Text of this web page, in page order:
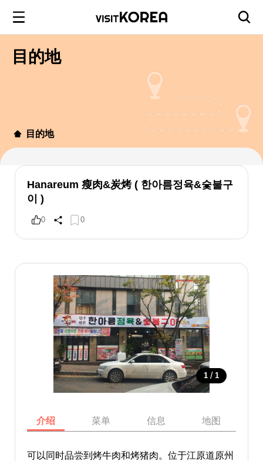
目的地
目的地
Hanareum 瘦肉&炭烤 ( 한아름정육&숯불구
이 )
0 0
1 / 1
介绍 菜单 信息 地图
可以同时品尝到烤牛肉和烤猪肉。位于江原道原州